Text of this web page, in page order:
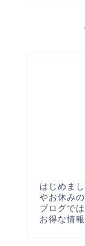
はじめま
やお休み
ブログで
お得な情